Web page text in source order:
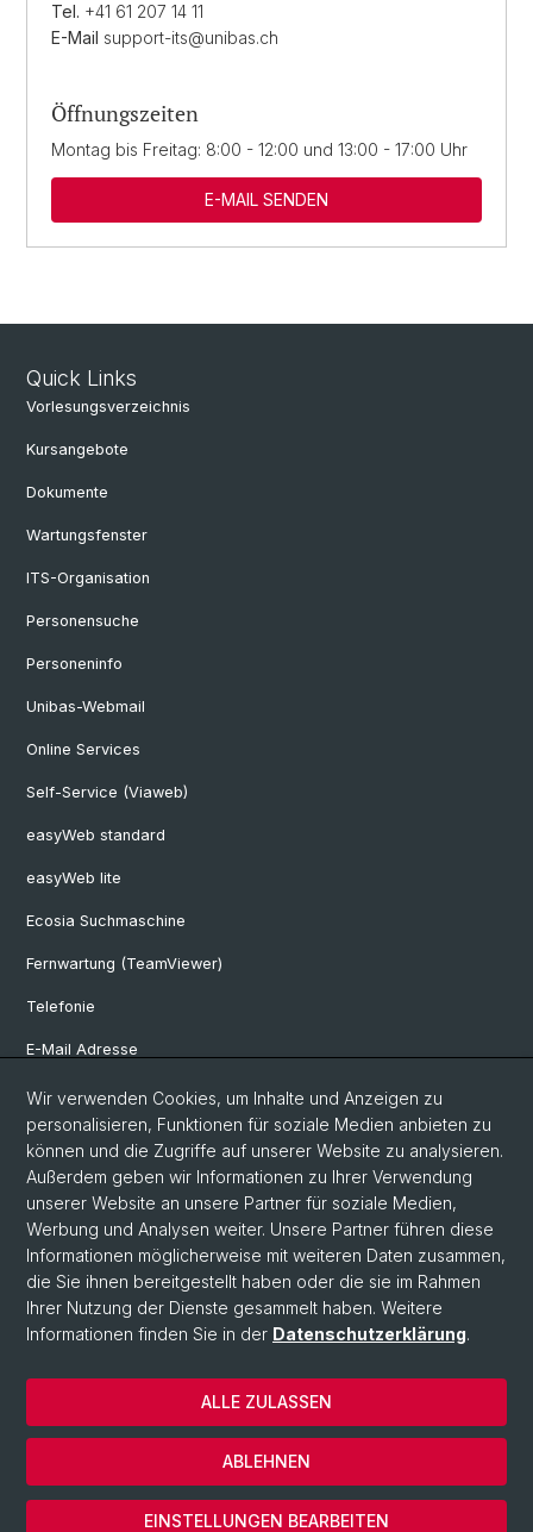
Tel. +41 61 207 14 11
E-Mail support-its@unibas.ch
Öffnungszeiten
Montag bis Freitag: 8:00 - 12:00 und 13:00 - 17:00 Uhr
E-MAIL SENDEN
Quick Links
Vorlesungsverzeichnis
Kursangebote
Dokumente
Wartungsfenster
ITS-Organisation
Personensuche
Personeninfo
Unibas-Webmail
Online Services
Self-Service (Viaweb)
easyWeb standard
easyWeb lite
Ecosia Suchmaschine
Fernwartung (TeamViewer)
Telefonie
E-Mail Adresse
Internet & Netzzugriff
Hardwareausleihe
Software Shop
Genehmigerliste
© Universität Basel
IT-Services
Datenschutzerklärung
Wir verwenden Cookies, um Inhalte und Anzeigen zu
personalisieren, Funktionen für soziale Medien anbieten zu
können und die Zugriffe auf unserer Website zu analysieren.
Außerdem geben wir Informationen zu Ihrer Verwendung
unserer Website an unsere Partner für soziale Medien,
Werbung und Analysen weiter. Unsere Partner führen diese
Informationen möglicherweise mit weiteren Daten zusammen,
die Sie ihnen bereitgestellt haben oder die sie im Rahmen
Ihrer Nutzung der Dienste gesammelt haben. Weitere
Informationen finden Sie in der Datenschutzerklärung.
EINSTELLUNGEN BEARBEITEN
ABLEHNEN
ALLE ZULASSEN